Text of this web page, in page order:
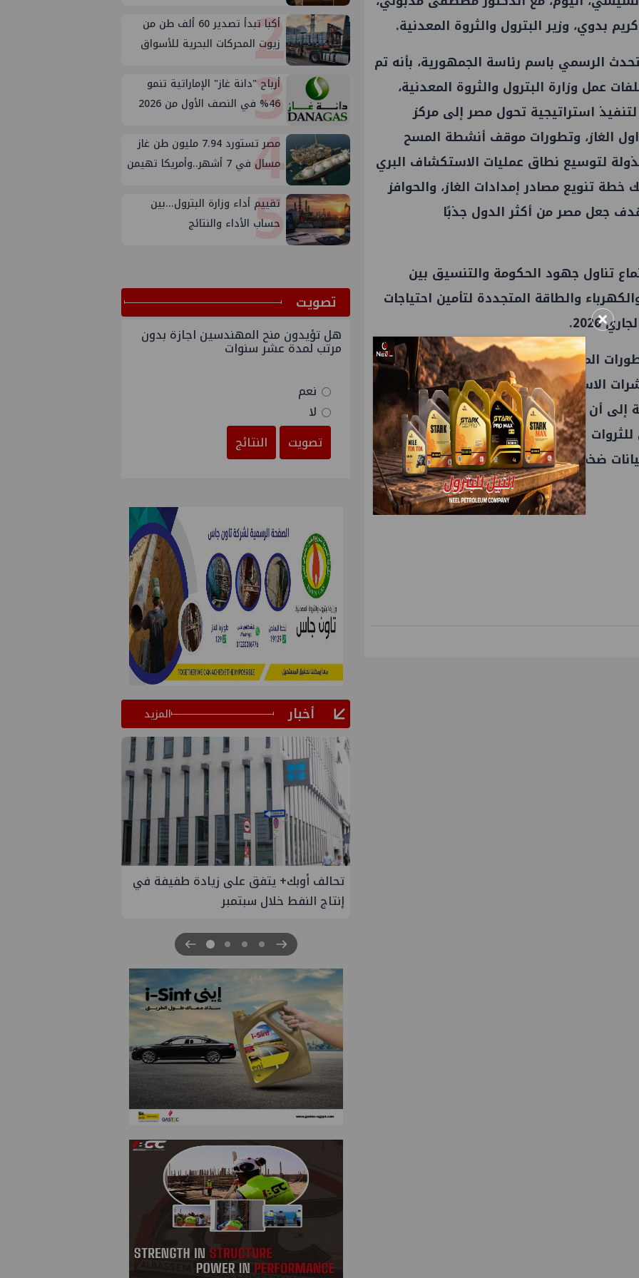
بدوي، وزير البترول والثروة المعدنية.
الرسمي باسم رئاسة الجمهورية، بأنه تم
عمل وزارة البترول والثروة المعدنية،
استراتيجية تحول مصر إلى مركز
الغاز، وتطورات موقف أنشطة المسح
لتوسيع نطاق عمليات الاستكشاف البري
خطة تنويع مصادر إمدادات الغاز، والحوافز
جعل مصر من أكثر الدول جذبًا
تناول جهود الحكومة والتنسيق بين
والطاقة المتجددة لتأمين احتياجات
2026.
المتعلقة بقطاع التعدين في مصر،
الاستثمار في هذا القطاع المهم، حيث
إلى أن مصر ستطلق خلال الربع الأول من
العام الجاري أول مسح جوي شامل للثروات المعدنية منذ 40 عامًا، بهدف تحديث
ضخمة لجذب الاستثمارات التعدينية
2
أكبا تبدأ تصدير 60 ألف طن من
زيوت المحركات البحرية للأسواق
3
أرباح "دانة غاز" الإماراتية تنمو
46% في النصف الأول من 2026
4
مصر تستورد 7.94 مليون طن غاز
مسال في 7 أشهر..وأمريكا تهيمن
5
تقييم أداء وزارة البترول...بين
حساب الأداء والنتائج
ﺗﺼﻮﻳﺖ
هل تؤيدون منح المهندسين اجازة بدون
مرتب لمدة عشر سنوات
نعم
لا
تصويت
النتائج
أخبار المزيد
تحالف أوبك+ يتفق على زيادة طفيفة في
إسدال الستار على النسخة الثانية من
"منتدى مصر للطاقة والصناعة 2026" بنجاح
×